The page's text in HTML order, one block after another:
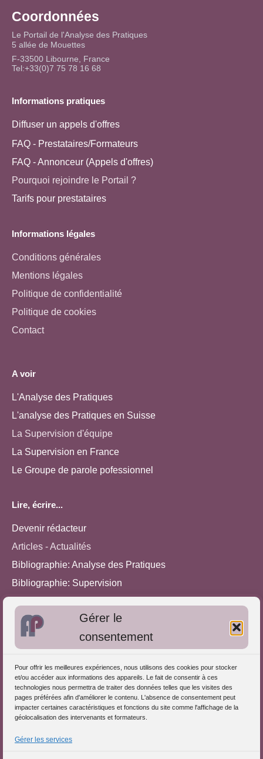
Gérer le
consentement
Pour offrir les meilleures expériences, nous utilisons des cookies pour stocker
et/ou accéder aux informations des appareils. Le fait de consentir à ces
technologies nous permettra de traiter des données telles que les visites des
pages préférées afin d'améliorer le contenu. L'absence de consentement peut
impacter certaines caractéristiques et fonctions du site comme l'affichage de la
géolocalisation des intervenants et formateurs.
Gérer les services
Coordonnées
Le Portail de l'Analyse des Pratiques
5 allée de Mouettes
F-33500 Libourne, France
Tel:+33(0)7 75 78 16 68
Informations pratiques
Diffuser un appels d'offres
FAQ - Prestataires/Formateurs
FAQ - Annonceur (Appels d'offres)
Pourquoi rejoindre le Portail ?
Tarifs pour prestataires
Informations légales
Conditions générales
Mentions légales
Politique de confidentialité
Politique de cookies
Contact
A voir
L'Analyse des Pratiques
L'analyse des Pratiques en Suisse
La Supervision d'équipe
La Supervision en France
Le Groupe de parole pofessionnel
Lire, écrire...
Devenir rédacteur
Articles - Actualités
Bibliographie: Analyse des Pratiques
Bibliographie: Supervision
Approches de l'Analyse des pratiques
S'inscrire dans l'Annuaire
Publiez vos formations
Charte déontologique